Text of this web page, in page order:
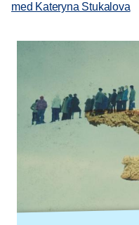
med Kateryna Stukalova